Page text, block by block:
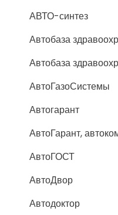
АВТО-синтез
Автобаза
Автобаза
АвтоГазоСистемы
Автогарант
АвтоГарант,
АвтоГОСТ
АвтоДвор
Автодоктор